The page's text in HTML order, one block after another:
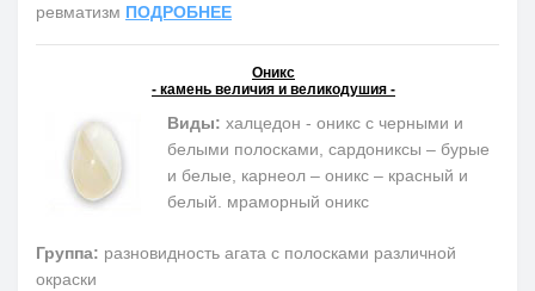
ревматизм ПОДРОБНЕЕ
Оникс
- камень величия и великодушия -
Виды: халцедон - оникс с черными и
белыми полосками, сардониксы – бурые
и белые, карнеол – оникс – красный и
белый. мраморный оникс
Группа: разновидность агата с полосками различной
окраски